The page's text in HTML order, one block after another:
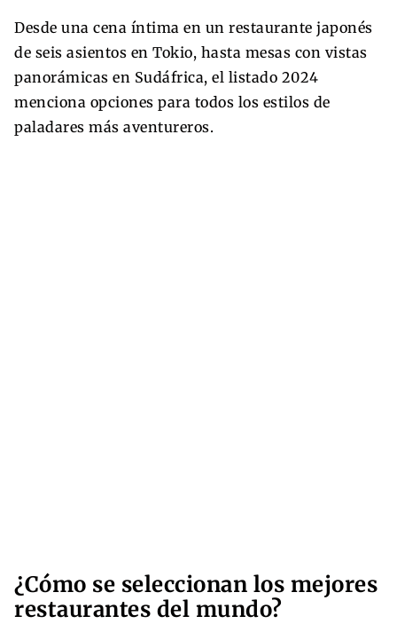
Desde una cena íntima en un restaurante japonés
de seis asientos en Tokio, hasta mesas con vistas
panorámicas en Sudáfrica, el listado 2024
menciona opciones para todos los estilos de
paladares más aventureros.
¿Cómo se seleccionan los mejores
restaurantes del mundo?